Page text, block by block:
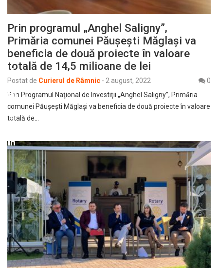
Prin programul „Anghel Saligny”,
Primăria comunei Păuşeşti Măglaşi va
beneficia de două proiecte în valoare
totală de 14,5 milioane de lei
Postat de Curierul de Râmnic - 2 august, 2022
0
Prin Programul Naţional de Investiţii „Anghel Saligny”, Primăria
comunei Păuşeşti Măglaşi va beneficia de două proiecte în valoare
totală de…